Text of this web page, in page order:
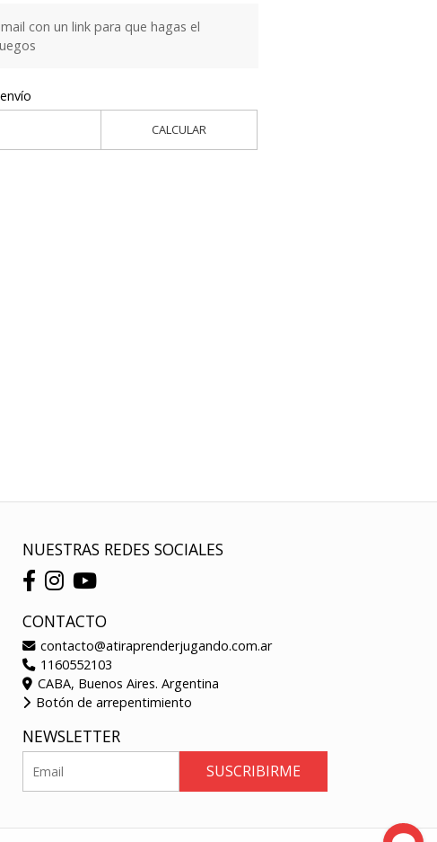
con un link para que hagas el
CALCULAR
NUESTRAS REDES SOCIALES
CONTACTO
contacto@atiraprenderjugando.com.ar
1160552103
CABA, Buenos Aires. Argentina
Botón de arrepentimiento
NEWSLETTER
SUSCRIBIRME